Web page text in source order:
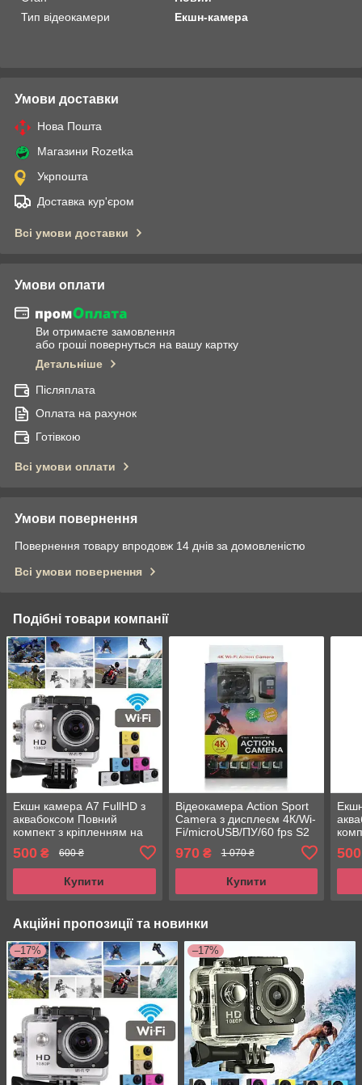
Тип відеокамери
Екшн-камера
Умови доставки
Нова Пошта
Магазини Rozetka
Укрпошта
Доставка кур'єром
Всі умови доставки
Умови оплати
Ви отримаєте замовлення
або гроші повернуться на вашу картку
Детальніше
Післяплата
Оплата на рахунок
Готівкою
Всі умови оплати
Умови повернення
Повернення товару впродовж 14 днів за домовленістю
Всі умови повернення
Подібні товари компанії
Екшн камера A7 FullHD з
аквабоксом Повний
компект з кріпленням на
500 ₴ 600 ₴
Купити
Відеокамера Action Sport
Camera з дисплеєм 4К/Wi-
Fi/microUSB/ПУ/60 fps S2
970₴ 1 070 ₴
Купити
500
Акційні пропозиції та новинки
–17% –17%